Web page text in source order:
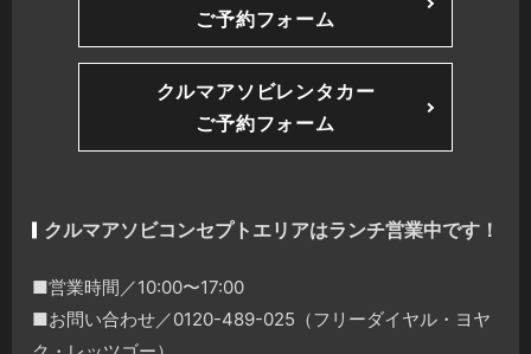
ご予約フォーム
クルマアソビレンタカー
ご予約フォーム
クルマアソビコンセプトエリアはランチ営業中です！
■営業時間／10:00〜17:00
■お問い合わせ／0120-489-025（フリーダイヤル・ヨヤ